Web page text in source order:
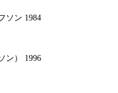
ソン 1984
ン） 1996